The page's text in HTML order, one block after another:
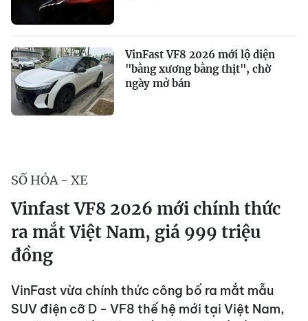
VinFast VF8 2026 mới lộ diện
"bằng xương bằng thịt", chờ
ngày mở bán
SỐ HÓA - XE
Vinfast VF8 2026 mới chính thức
ra mắt Việt Nam, giá 999 triệu
đồng
VinFast vừa chính thức công bố ra mắt mẫu
SUV điện cỡ D - VF8 thế hệ mới tại Việt Nam,